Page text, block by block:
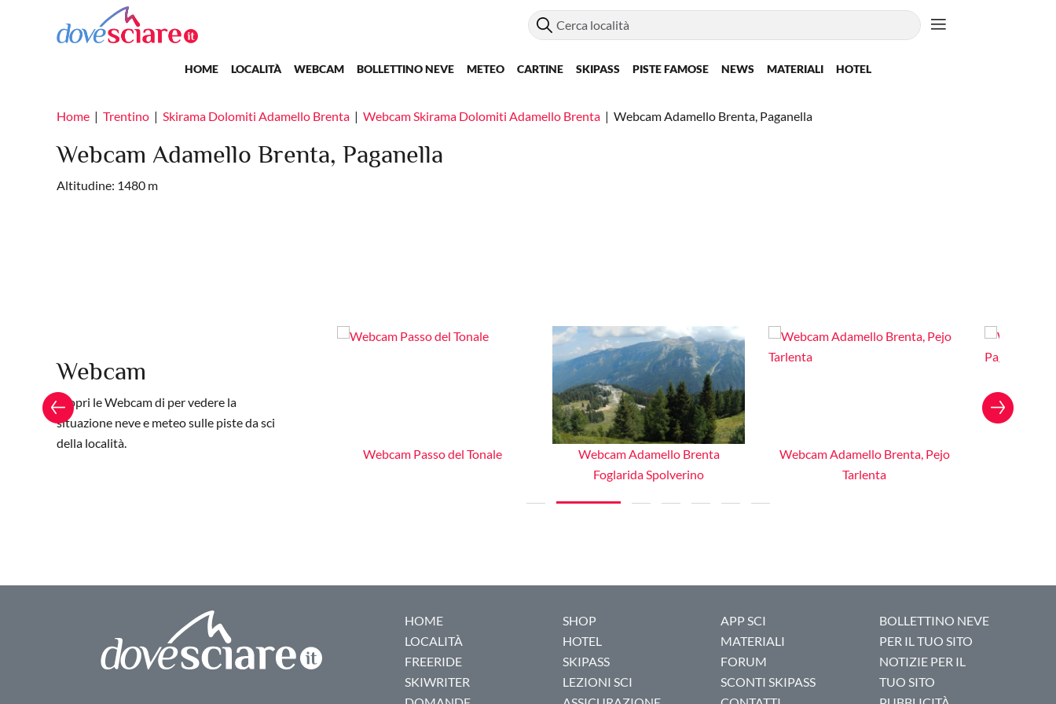
Salta al contenuto principale
Main navigation
HOME LOCALITÀ WEBCAM BOLLETTINO NEVE METEO CARTINE SKIPASS PISTE FAMOSE NEWS MATERIALI HOTEL
Home Trentino Skirama Dolomiti Adamello Brenta Webcam Skirama Dolomiti Adamello Brenta Webcam Adamello Brenta, Paganella
Webcam Adamello Brenta, Paganella
Altitudine: 1480 m
Webcam
Scopri le Webcam di per vedere la
situazione neve e meteo sulle piste da sci
della località.
Webcam Passo del Tonale
Webcam Adamello Brenta
Foglarida Spolverino
Webcam Adamello Brenta, Pejo
Tarlenta
HOME
LOCALITÀ
FREERIDE
SKIWRITER
SHOP
HOTEL
SKIPASS
LEZIONI SCI
APP SCI
MATERIALI
FORUM
SCONTI SKIPASS
BOLLETTINO NEVE
PER IL TUO SITO
NOTIZIE PER IL
TUO SITO